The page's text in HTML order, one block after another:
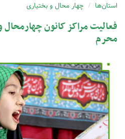
استان‌ها چهار محال و بختیاری
فعالیت مراکز کانون
محرم